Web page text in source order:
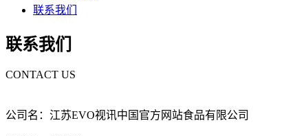
联系我们
联系我们
CONTACT US
公司名：江苏EVO视讯中国官方网站食品有限公司